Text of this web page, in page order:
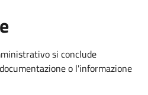
si conclude
o l'informazione